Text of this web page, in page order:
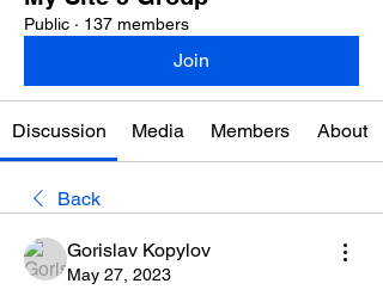
Public · 137 members
Join
Discussion Media Members About
Back
Gorislav Kopylov
May 27, 2023